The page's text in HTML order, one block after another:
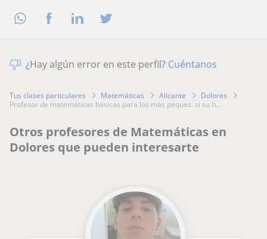
¿Hay algún error en este perfil? Cuéntanos
Tus clases particulares Matemáticas Alicante
Dolores
profesor de matemáticas básicas para los más peques. si su h...
Otros profesores de Matemáticas en
Dolores que pueden interesarte